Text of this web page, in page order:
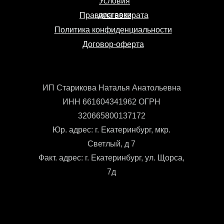
ИП Старикова Наталья Анатольевна
ИНН 661604341962 ОГРН
320665800137172
Юр. адрес: г. Екатеринбург, мкр.
Светлый, д 7
Факт. адрес: г. Екатеринбург, ул. Щорса,
7д
Политика конфиденциальности
доставки
Правила возврата
Договор-оферта